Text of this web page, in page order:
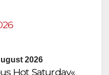
2026
Hot Saturday«